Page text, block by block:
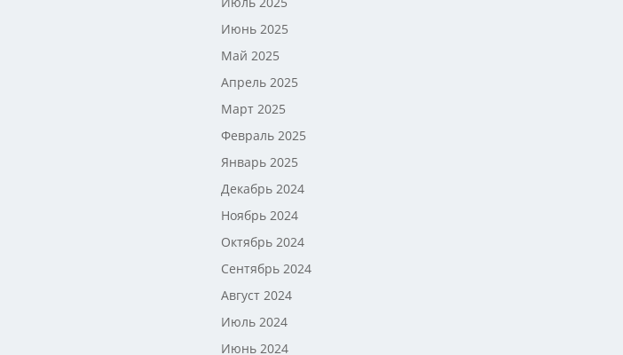
Июнь 2025
Май 2025
Апрель 2025
Март 2025
Февраль 2025
Январь 2025
Декабрь 2024
Ноябрь 2024
Октябрь 2024
Сентябрь 2024
Август 2024
Июль 2024
Июнь 2024